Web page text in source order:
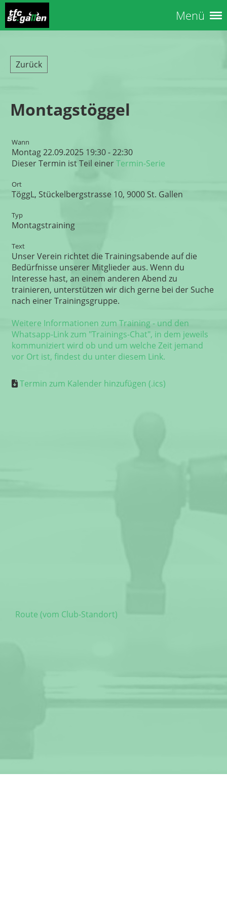
Menü
Zurück
Montagstöggel
Wann
Montag 22.09.2025 19:30 - 22:30
Dieser Termin ist Teil einerTermin-Serie
Ort
TöggL, Stückelbergstrasse 10, 9000 St. Gallen
Typ
Montagstraining
Text
Unser Verein richtet die Trainingsabende auf die
Bedürfnisse unserer Mitglieder aus. Wenn du
Interesse hast, an einem anderen Abend zu
trainieren, unterstützen wir dich gerne bei der Suche
nach einer Trainingsgruppe.
Weitere Informationen zum Training - und den
Whatsapp-Link zum "Trainings-Chat", in dem jeweils
kommuniziert wird ob und um welche Zeit jemand
vor Ort ist, findest du unter diesem Link.
Termin zum Kalender hinzufügen (.ics)
Route (vom Club-Standort)